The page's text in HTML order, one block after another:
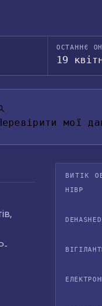
ОСТАННЄ
19
мої
ВИТІК
HIBP
DEHASHED